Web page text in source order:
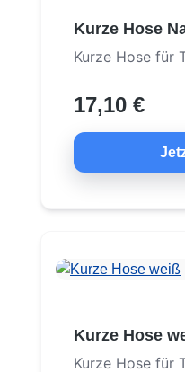
Kurze Hose
Kurze Hose für
17,10 €
Kurze Hose
Kurze Hose für